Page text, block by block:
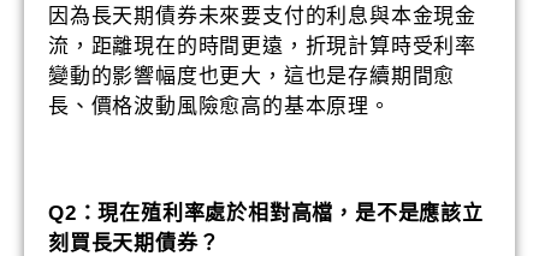
因為長天期債券未來要支付的利息與本金現金
流，距離現在的時間更遠，折現計算時受利率
變動的影響幅度也更大，這也是存續期間愈
長、價格波動風險愈高的基本原理。
Q2：現在殖利率處於相對高檔，是不是應該立
刻買長天期債券？